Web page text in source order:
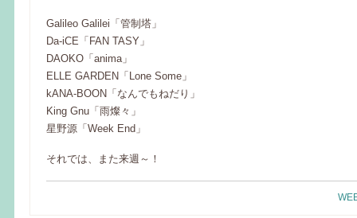
Galileo Galilei「管制塔」
Da-iCE「FAN TASY」
DAOKO「anima」
ELLE GARDEN「Lone Some」
kANA-BOON「なんでもねだり」
King Gnu「雨燦々」
星野源「Week End」
それでは、また来週～！